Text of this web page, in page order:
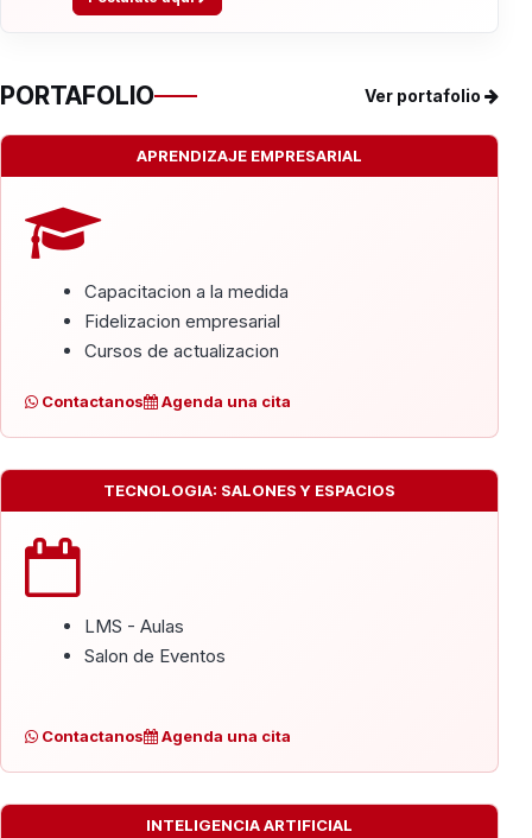
PORTAFOLIO Ver portafolio
APRENDIZAJE EMPRESARIAL
Capacitacion a la medida
Fidelizacion empresarial
Cursos de actualizacion
Contactanos Agenda una cita
TECNOLOGIA: SALONES Y ESPACIOS
LMS - Aulas
Salon de Eventos
Contactanos Agenda una cita
INTELIGENCIA ARTIFICIAL